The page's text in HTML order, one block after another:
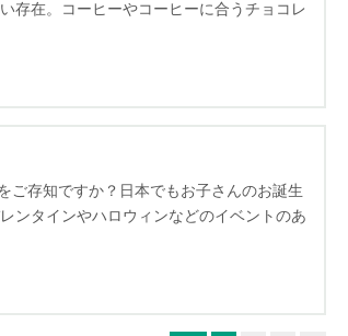
存在。コーヒーやコーヒーに合うチョコレ
ご存知ですか？日本でもお子さんのお誕生
ンタインやハロウィンなどのイベントのあ
イデアや、カイムキに新しくオープンした